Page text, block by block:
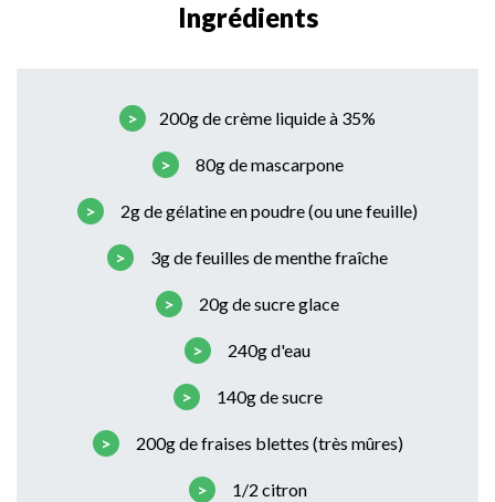
Ingrédients
200g de crème liquide à 35%
80g de mascarpone
2g de gélatine en poudre (ou une feuille)
3g de feuilles de menthe fraîche
20g de sucre glace
240g d'eau
140g de sucre
200g de fraises blettes (très mûres)
1/2 citron